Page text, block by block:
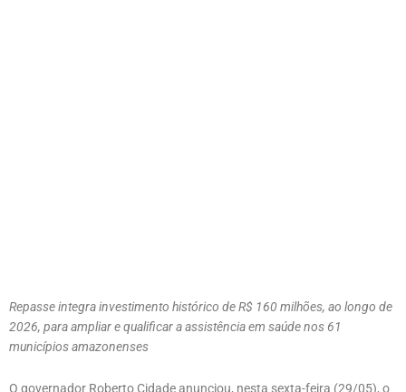
Repasse integra investimento histórico de R$ 160 milhões, ao longo de
2026, para ampliar e qualificar a assistência em saúde nos 61
municípios amazonenses
O governador Roberto Cidade anunciou, nesta sexta-feira (29/05), o